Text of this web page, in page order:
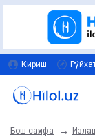
Кириш
Бош саҳифа